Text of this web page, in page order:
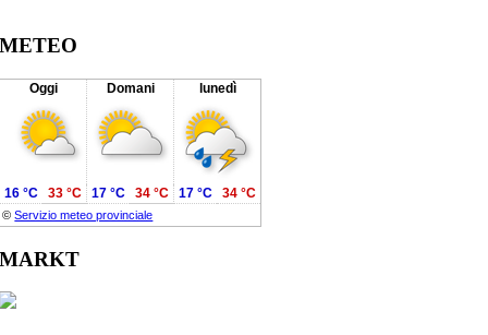
METEO
Oggi Domani lunedì
©Servizio meteo provinciale
16 °C 33 °C 17 °C 34 °C 17 °C 34 °C
MARKT